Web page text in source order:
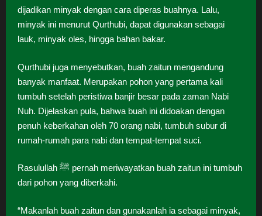
dijadikan minyak dengan cara diperas buahnya. Lalu,
minyak ini menurut Qurthubi, dapat digunakan sebagai
lauk, minyak oles, hingga bahan bakar.
Qurthubi juga menyebutkan, buah zaitun mengandung
banyak manfaat. Merupakan pohon yang pertama kali
tumbuh setelah peristiwa banjir besar pada zaman Nabi
Nuh. Dijelaskan pula, bahwa buah ini didoakan dengan
penuh keberkahan oleh 70 orang nabi, tumbuh subur di
rumah-rumah para nabi dan tempat-tempat suci.
Rasulullah ﷺ pernah meriwayatkan buah zaitun ini tumbuh
dari pohon yang diberkahi.
“Makanlah buah zaitun dan gunakanlah ia sebagai minyak,